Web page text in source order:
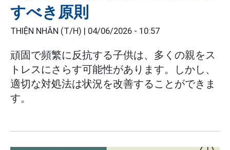
すべき原則
THIỆN NHÂN (T/H) | 04/06/2026 - 10:57
頑固で頻繁に反抗する子供は、多くの親をス
トレスにさらす可能性があります。しかし、
適切な対処法は状況を改善することができま
す。